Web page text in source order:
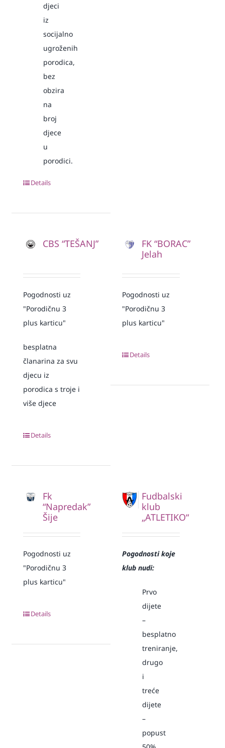
djeci
iz
socijalno
ugroženih
porodica,
bez
obzira
na
broj
djece
u
porodici.
Details
CBS “TEŠANJ”
Pogodnosti uz
"Porodičnu 3
plus karticu"
besplatna
članarina za svu
djecu iz
porodica s troje i
više djece
Details
FK “BORAC”
Jelah
Pogodnosti uz
"Porodičnu 3
plus karticu"
Details
Fk
“Napredak”
Šije
Pogodnosti uz
"Porodičnu 3
plus karticu"
Details
Fudbalski
klub
„ATLETIKO“
Pogodnosti koje
klub nudi:
Prvo
dijete
–
besplatno
treniranje,
drugo
i
treće
dijete
–
popust